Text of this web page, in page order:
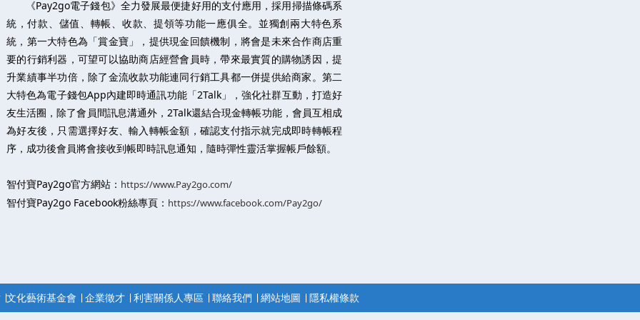
《Pay2go電子錢包》全力發展最便捷好用的支付應用，採用掃描條碼系
統，付款、儲值、轉帳、收款、提領等功能一應俱全。並獨創兩大特色系
統，第一大特色為「賞金寶」，提供現金回饋機制，將會是未來合作商店重
要的行銷利器，可望可以協助商店經營會員時，帶來最實質的購物誘因，提
升業績事半功倍，除了金流收款功能連同行銷工具都一併提供給商家。第二
大特色為電子錢包App內建即時通訊功能「2Talk」，強化社群互動，打造好
友生活圈，除了會員間訊息溝通外，2Talk還結合現金轉帳功能，會員互相成
為好友後，只需選擇好友、輸入轉帳金額，確認支付指示就完成即時轉帳程
序，成功後會員將會接收到帳即時訊息通知，隨時彈性靈活掌握帳戶餘額。
智付寶Pay2go官方網站： https://www.Pay2go.com/
智付寶Pay2go Facebook粉絲專頁： https://www.facebook.com/Pay2go/
∣文化藝術基金會 ∣ 企業徵才 ∣ 利害關係人專區 ∣ 聯絡我們 ∣ 網站地圖 ∣ 隱私權條款